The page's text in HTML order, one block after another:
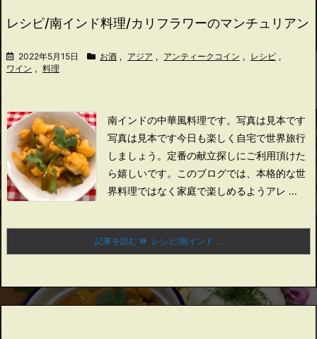
レシピ/南インド料理/カリフラワーのマンチュリアン
2022年5月15日 お酒 , アジア , アンティークコイン , レシピ ,
ワイン , 料理
南インドの中華風料理です。 写真は見本です
写真は見本です今日も楽しく自宅で世界旅行
しましょう。 定番の献立探しにご利用頂けた
ら嬉しいです。
このブログでは、本格的な世
界料理ではなく家庭で楽しめるようアレ ...
記事を読む レシピ/南インド ...